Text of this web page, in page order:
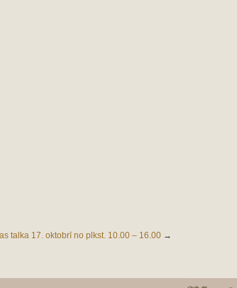
talka 17. oktobrī no plkst. 10.00 – 16.00→